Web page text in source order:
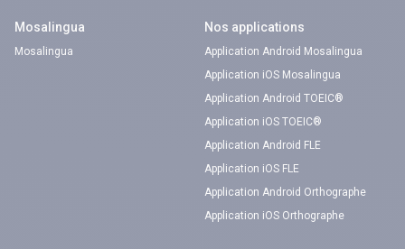
Mosalingua
Mosalingua
Nos applications
Application Android Mosalingua
Application iOS Mosalingua
Application Android TOEIC®
Application iOS TOEIC®
Application Android FLE
Application iOS FLE
Application Android Orthographe
Application iOS Orthographe